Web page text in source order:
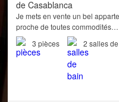
de Casablanca
Je mets en vente un bel
proche de toutes commodités…
3 pièces 2 salles